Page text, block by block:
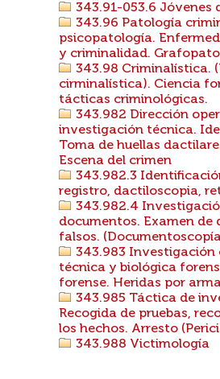
343.91-053.6 Jóvenes
343.96 Patología
psicopatología.
y criminalidad.
343.98 Criminalística.
cirminalística). Ciencia
tácticas criminológicas.
343.982 Dirección
investigación técnica.
Toma de huellas
Escena del crimen
343.982.3
registro, dactiloscopia,
343.982.4
documentos. Examen de
falsos.
343.983 Investigación
técnica y biológica
forense. Heridas por
343.985 Táctica de
Recogida de pruebas,
los hechos. Arresto
343.988 Victimología